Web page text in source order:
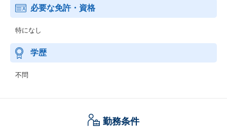
必要な免許・資格
特になし
学歴
不問
勤務条件